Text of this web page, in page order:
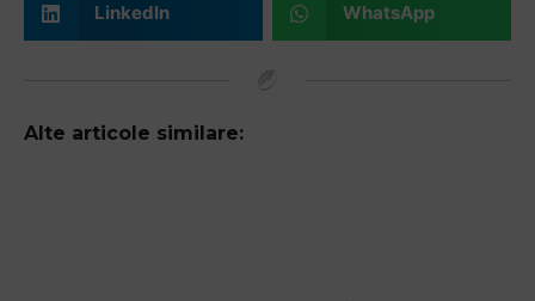
LinkedIn WhatsApp
Alte articole similare: